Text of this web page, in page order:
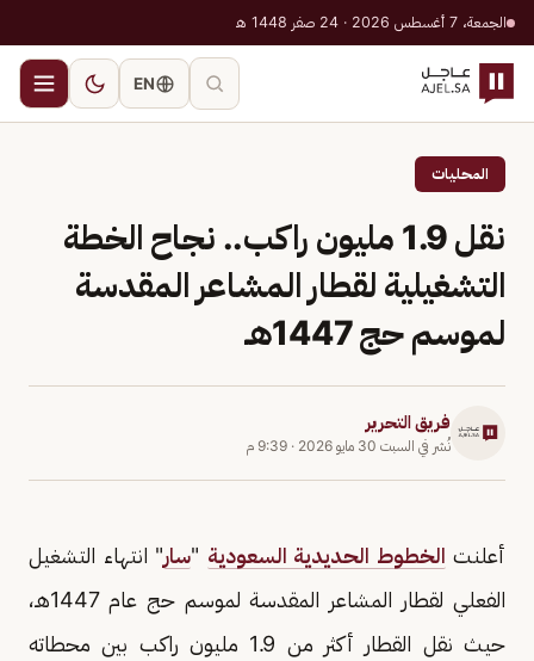
الجمعة، 7 أغسطس 2026 · 24 صفر 1448 هـ
EN
المحليات
نقل 1.9 مليون راكب.. نجاح الخطة
التشغيلية لقطار المشاعر المقدسة
لموسم حج 1447هـ
فريق التحرير
نُشر في السبت 30 مايو 2026 · 9:39 م
أعلنت الخطوط الحديدية السعودية "سار" انتهاء التشغيل
الفعلي لقطار المشاعر المقدسة لموسم حج عام 1447هـ،
حيث نقل القطار أكثر من 1.9 مليون راكب بين محطاته